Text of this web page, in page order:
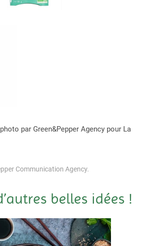
par Green&Pepper Agency pour La
Communication Agency.
belles idées !